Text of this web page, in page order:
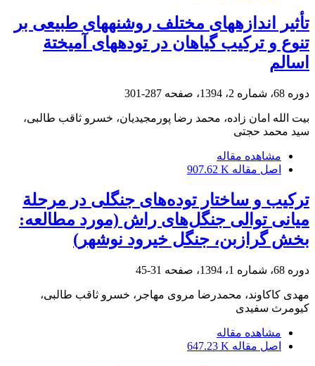
تأثیر اندازه‏های مختلف روشنه‏های طبیعی بر
تنوع و ترکیب گیاهان در توده‏های آمیختة
اسالم
دوره 68، شماره 2، 1394، صفحه 287-301
بیت الله امان زاده، محمد رضا پورمجیدیان، خسرو ثاقب طالبی،
سید محمد حجتی
مشاهده مقاله
اصل مقاله 907.62 K
ترکیب و ساختار توده‌های جنگلی در مرحلة
میانی توالی جنگل‌های راش (مورد مطالعه:
بخش گرازبن، جنگل خیرود نوشهر)
دوره 68، شماره 1، 1394، صفحه 31-45
مهدی کاکاوند، محمدرضا مروی مهاجر، خسرو ثاقب طالبی،
کیومرث سفیدی
مشاهده مقاله
اصل مقاله 647.23 K